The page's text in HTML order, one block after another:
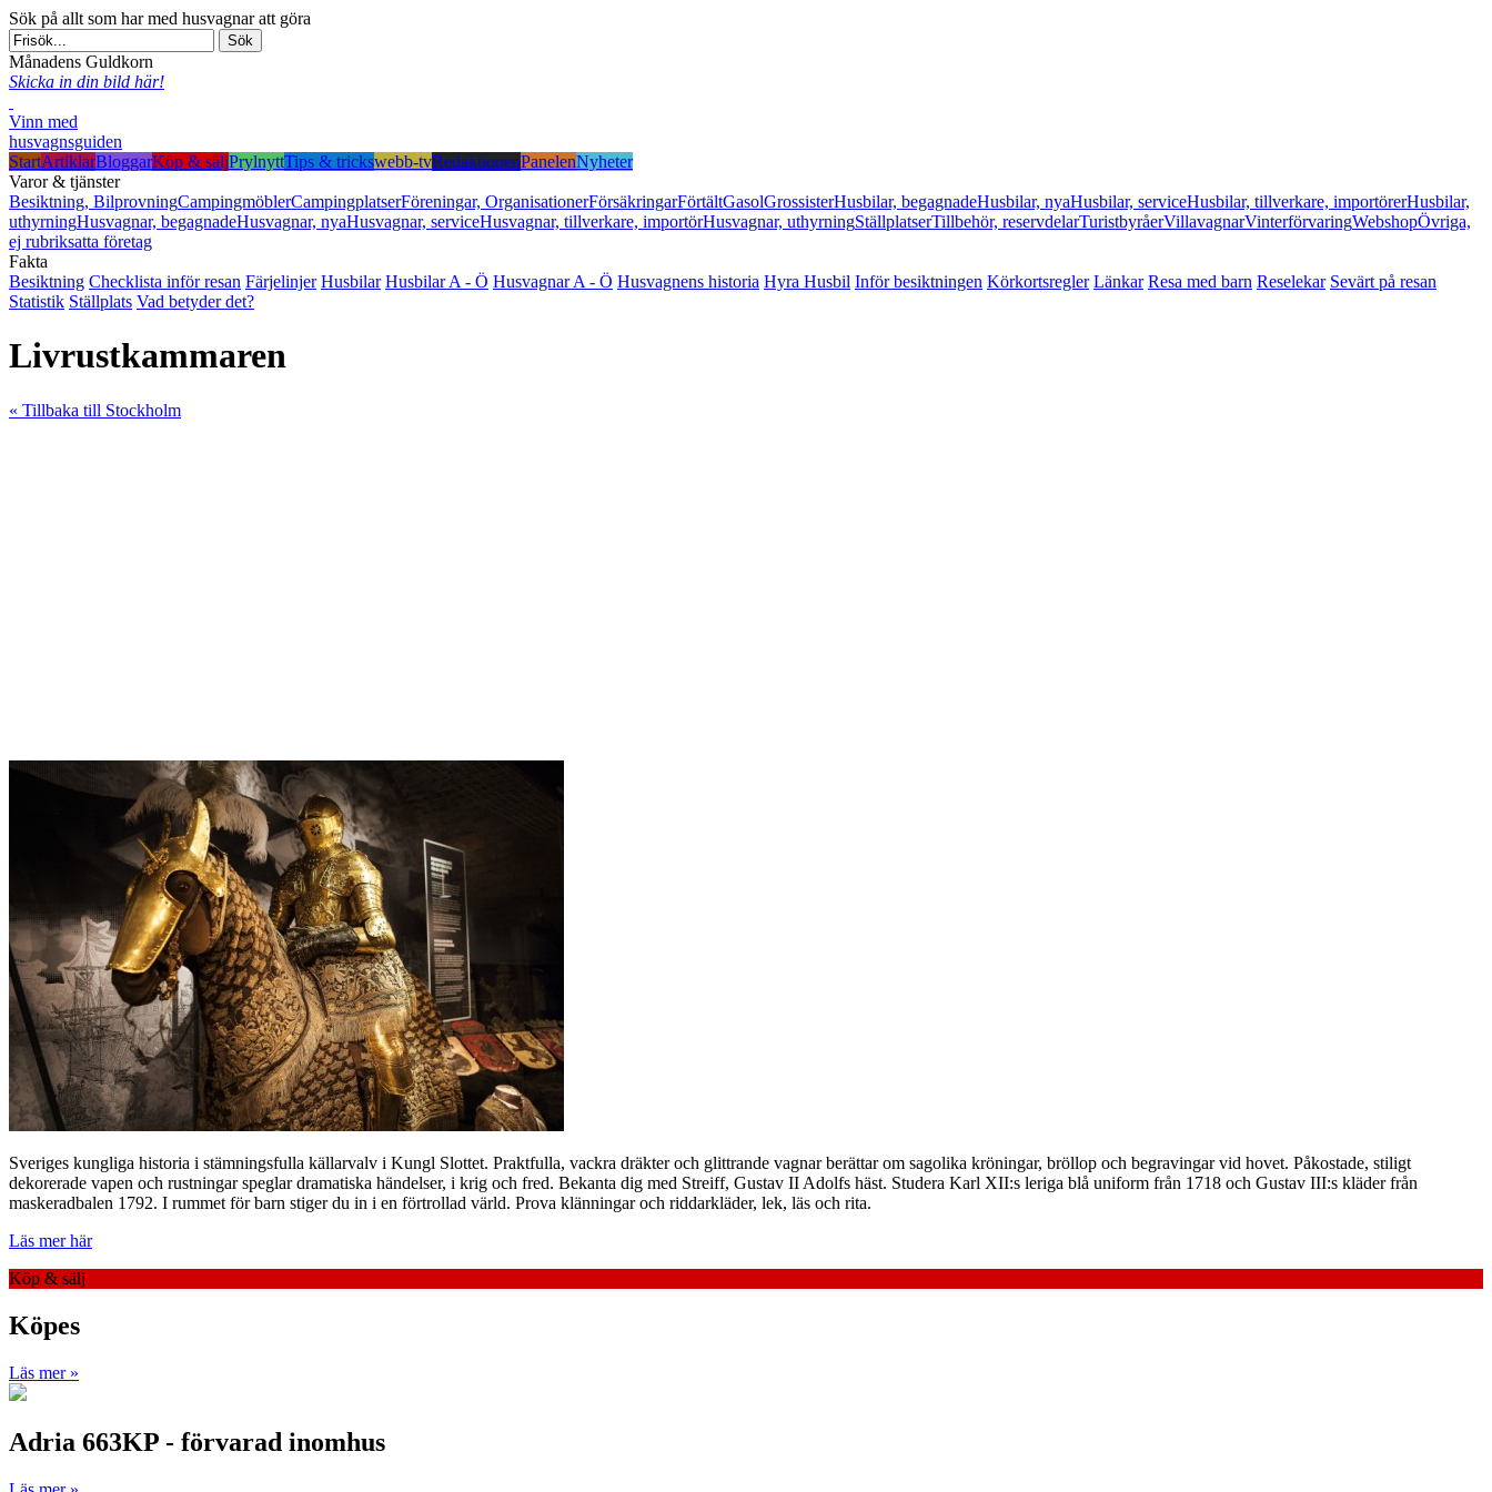
Sök på allt som har med husvagnar att göra
Månadens Guldkorn
Skicka in din bild här!
Vinn med
husvagnsguiden
StartArtiklarBloggarKöp & säljPrylnyttTips & trickswebb-tvRedaktionenPanelenNyheter
Varor & tjänster
Besiktning, BilprovningCampingmöblerCampingplatserFöreningar, OrganisationerFörsäkringarFörtältGasolGrossisterHusbilar, begagnadeHusbilar, nyaHusbilar, serviceHusbilar, tillverkare, importörerHusbilar,
uthyrningHusvagnar, begagnadeHusvagnar, nyaHusvagnar, serviceHusvagnar, tillverkare, importörHusvagnar, uthyrningStällplatserTillbehör, reservdelarTuristbyråerVillavagnarVinterförvaringWebshopÖvriga,
ej rubriksatta företag
Fakta
Besiktning Checklista inför resan Färjelinjer Husbilar Husbilar A - Ö Husvagnar A - Ö Husvagnens historia Hyra Husbil Inför besiktningen Körkortsregler Länkar Resa med barn Reselekar Sevärt på resan
Statistik Ställplats Vad betyder det?
Livrustkammaren
« Tillbaka till Stockholm
Sveriges kungliga historia i stämningsfulla källarvalv i Kungl Slottet. Praktfulla, vackra dräkter och glittrande vagnar berättar om sagolika kröningar, bröllop och begravingar vid hovet. Påkostade, stiligt
dekorerade vapen och rustningar speglar dramatiska händelser, i krig och fred. Bekanta dig med Streiff, Gustav II Adolfs häst. Studera Karl XII:s leriga blå uniform från 1718 och Gustav III:s kläder från
maskeradbalen 1792. I rummet för barn stiger du in i en förtrollad värld. Prova klänningar och riddarkläder, lek, läs och rita.
Läs mer här
Köp & sälj
Köpes
Läs mer »
Adria 663KP - förvarad inomhus